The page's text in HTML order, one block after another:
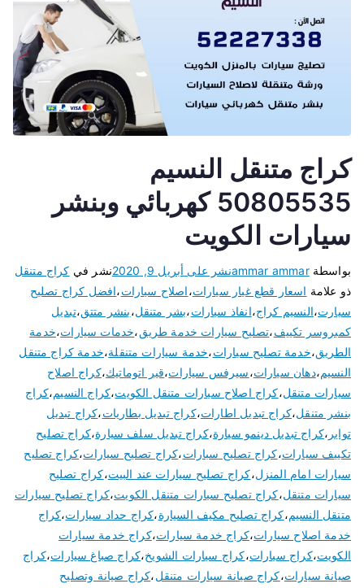
كراج متنقل النسيم
50805535 كهربائي وبنشر
سيارات الكويت
بواسطةammar ammarنشر على أبريل 9, 2020 نشر في كراج متنقل
ذو علامة اسعار قطع غيار سيارات،اصلاح سيارات،افضل كراج تصليح
سيارت،النسيم كراج،انفاذ سيارات،بشر متنقل،بنشر متتق،تبديل
كمبروسر تكييف،تصليح سيارات خدمة طريق،خدمات سيارات،خدمة
الطريق،خدمة تصليح سيارات،خدمة سيارات متنقلة،خدمة كراج متنقل
النسيم،دهان سيارات،سيرفس سيارات،قير اتوماتيك،كراج اصلاح
سيارات متنقل،كراج اصلاح سيارات متنقل الكويت،كراج النسيم،كراج
بنشر متنقل،كراج تبديل اطارات،كراج تبديل بطاريات،كراج تبديل
تواير ،كراج تبديل دينمو سيارة،كراج تبديل سلف سيارة،كراج تصليح
تكييف سيارات،كراج تصليح سبارات،كراج تصليح سيارات،كراج تصليح
سيارات امام المنزل،كراج تصليح سيارات عند البيت،كراج تصليح
سيارات متنقل،كراج تصليح سيارات متنقل الكويت،كراج تصليح سيارات
متنقل النسيم،كراج تصليح مكيف السيارة،كراج حداد سيارات،كراج
خدمة اصلاح سيارات،كراج خدمة سيارات،كراج خدمة سيارات
الكويت،كراج سيارات،كراج سيارات الشويخ،كراج صباغ سيارات،كراج
صيانة سيارات،كراج صيانة سيارات متنقل،كراج صيانة وتصليح